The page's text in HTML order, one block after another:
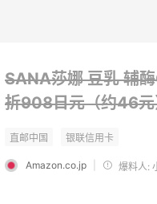
SANA莎娜 豆乳 辅
折908日元（约46
Amazon.co.jp 爆料人: